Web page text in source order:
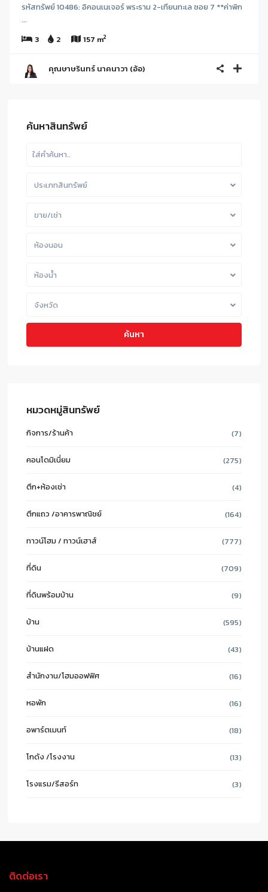
รหัสทรัพย์ 10486: อิคอนเนเจอร์ พระราม 2-เทียนทะเล ซอย 7 **ค่าพิก
...
3
2 157 m2
คุณษาษรินทร์ นาคนาวา (อ้อ)
ค้นหาสินทรัพย์
ประเภทสินทรัพย์
ขาย/เช่า
ห้องนอน
ห้องน้ำ
จังหวัด
ค้นหา
หมวดหมู่สินทรัพย์
กิจการ/ร้านค้า (7)
คอนโดมิเนี่ยม (275)
ตึก+ห้องเช่า (4)
ตึกแถว /อาคารพาณิชย์ (164)
ทาวน์โฮม / ทาวน์เฮาส์ (777)
ที่ดิน (709)
ที่ดินพร้อมบ้าน (9)
บ้าน (595)
บ้านแฝด (43)
สำนักงาน/โฮมออฟฟิศ (16)
หอพัก (16)
อพาร์ตเมนท์ (18)
โกดัง /โรงงาน (13)
โรงแรม/รีสอร์ท (3)
ติดต่อเรา